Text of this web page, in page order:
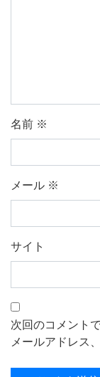
名前 ※
メール ※
サイト
次回のコメント
メールアドレス